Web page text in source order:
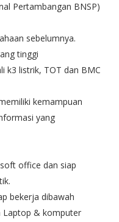
Pertambangan BNSP)
sebelumnya.
tinggi
k3 listrik, TOT dan BMC
kemampuan
yang
office dan siap
bekerja dibawah
Laptop & komputer